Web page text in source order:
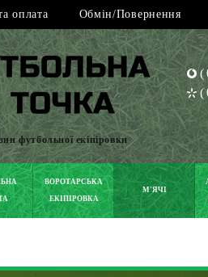
оплата Обмін/Повернення
футбольної екіпіровки
ВОРОТАРСЬКА
ЕКІПІРОВКА
М'ЯЧІ